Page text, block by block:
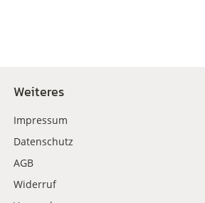
Weiteres
Impressum
Datenschutz
AGB
Widerruf